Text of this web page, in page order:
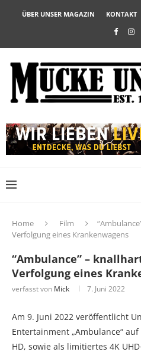
ÜBER UNSER MAGAZIN KONTAKT
Home Film
Verfolgung eines Krankenwagens
“Ambulance” –
Verfolgung eines
verfasst von Mick 7. Juni 2022
Am 9. Juni 2022 veröffentlicht
Entertainment „Ambulance“
HD, sowie als limitiertes 4K